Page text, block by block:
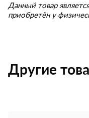
Данный товар
приобретён у
Другие